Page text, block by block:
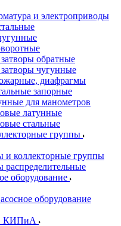
и электроприводы
обратные
чугунные
диафрагмы
запорные
для манометров
латунные
стальные
группы
и коллекторные группы
распределительные
оборудование
оборудование
КИПиА